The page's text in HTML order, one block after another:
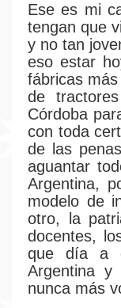
Ese es mi
tengan que
y no tan
eso estar
fábricas
de
Córdoba
con toda
de las
aguantar
Argentina,
modelo de
otro, la
docentes,
que día a
Argentina
nunca más